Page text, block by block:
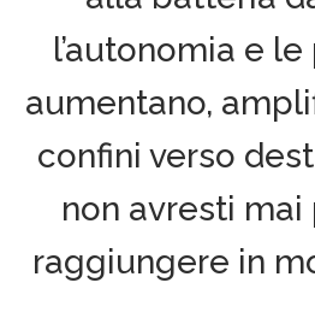
l’autonomia e
aumentano,
confini verso
non avresti mai
raggiungere in